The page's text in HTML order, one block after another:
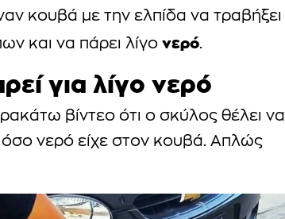
κουβά με την ελπίδα να τραβήξει
και να πάρει λίγονερό.
για λίγο νερό
βίντεο ότι ο σκύλος θέλει να
νερό είχε στον κουβά. Απλώς